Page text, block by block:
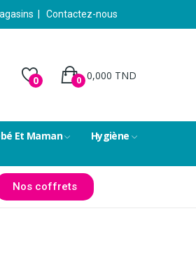
Contactez-nous
0 0,000 TND
0
Et Maman
Hygiène
Nos coffrets